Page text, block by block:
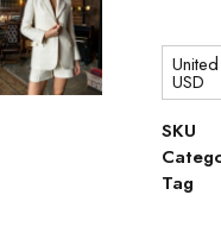
USD
SKU
Tag